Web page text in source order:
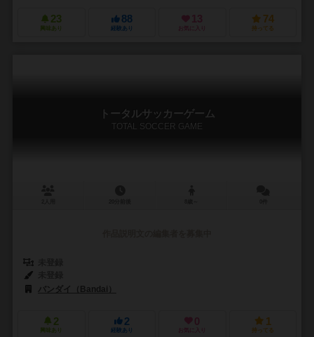
23
興味あり
88
経験あり
13
お気に入り
74
持ってる
トータルサッカーゲーム
TOTAL SOCCER GAME
バンダイ（Bandai）
2
興味あり
2
経験あり
0
お気に入り
1
持ってる